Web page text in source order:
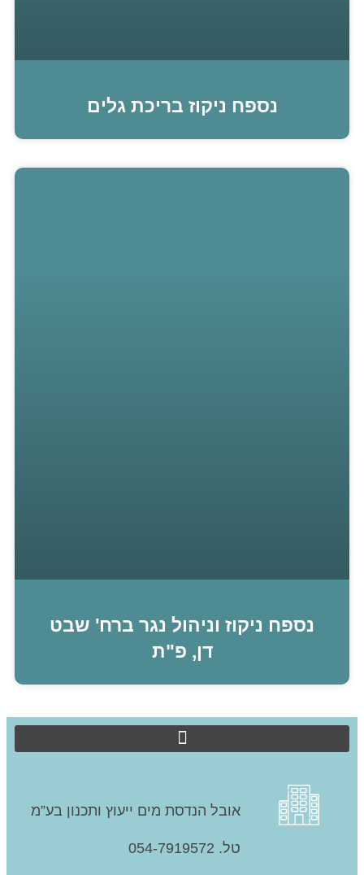
נספח ניקוז בריכת גלים
נספח ניקוז וניהול נגר ברח' שבט
דן, פ"ת
אובל הנדסת מים ייעוץ ותכנון בע”מ
טל. 054-7919572